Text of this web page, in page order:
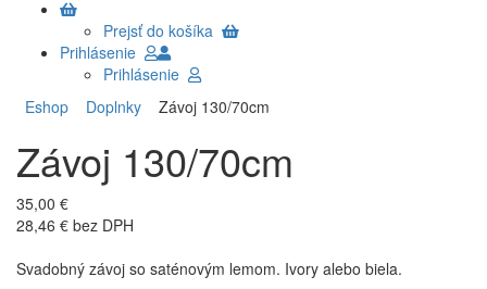
Prejsť do košíka
Prihlásenie
Prihlásenie
Eshop
Doplnky Závoj 130/70cm
Závoj 130/70cm
35,00 €
28,46 € bez DPH
Svadobný závoj so saténovým lemom. Ivory alebo biela.